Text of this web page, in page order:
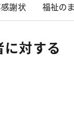
謝状 福祉の
対する